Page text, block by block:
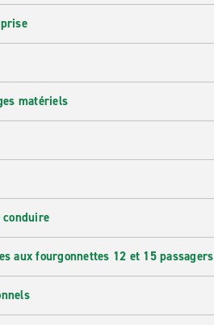
matériels
conduire
aux fourgonnettes 12 et 15 passagers